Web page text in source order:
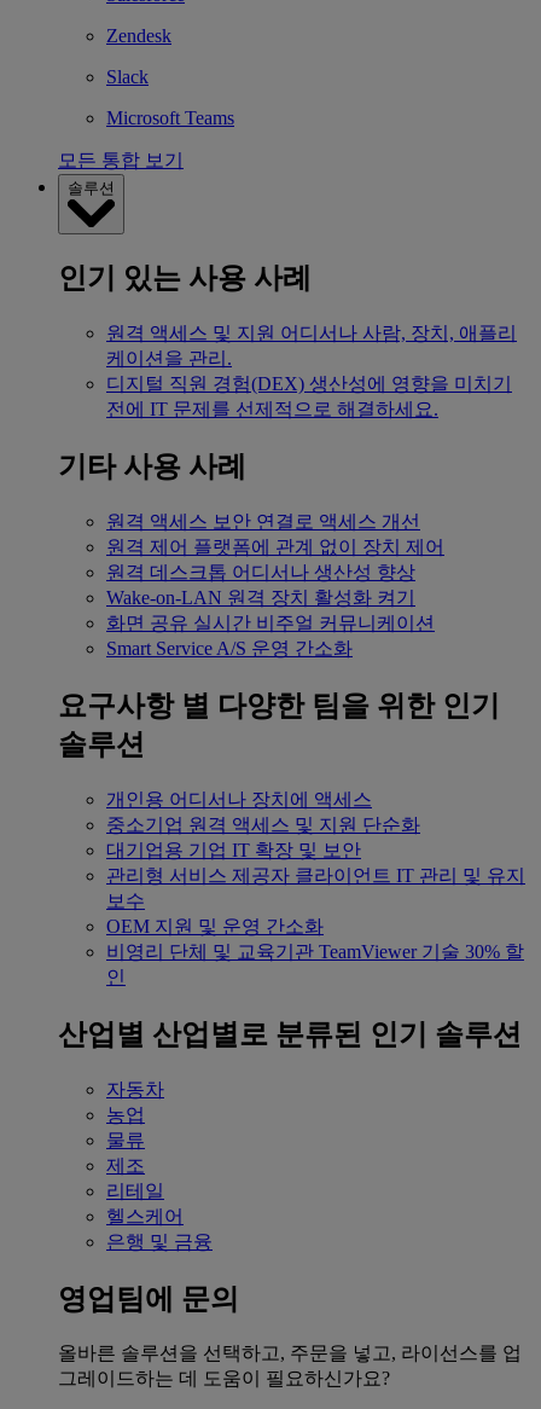
Zendesk
Slack
Microsoft Teams
모든 통합 보기
솔루션
인기 있는 사용 사례
원격 액세스 및 지원 어디서나 사람, 장치, 애플리
케이션을 관리.
디지털 직원 경험(DEX) 생산성에 영향을 미치기
전에 IT 문제를 선제적으로 해결하세요.
기타 사용 사례
원격 액세스 보안 연결로 액세스 개선
원격 제어 플랫폼에 관계 없이 장치 제어
원격 데스크톱 어디서나 생산성 향상
Wake-on-LAN 원격 장치 활성화 켜기
화면 공유 실시간 비주얼 커뮤니케이션
Smart Service A/S 운영 간소화
요구사항 별 다양한 팀을 위한 인기
솔루션
개인용 어디서나 장치에 액세스
중소기업 원격 액세스 및 지원 단순화
대기업용 기업 IT 확장 및 보안
관리형 서비스 제공자 클라이언트 IT 관리 및 유지
보수
OEM 지원 및 운영 간소화
비영리 단체 및 교육기관 TeamViewer 기술 30% 할
인
산업별 산업별로 분류된 인기 솔루션
자동차
농업
물류
제조
리테일
헬스케어
은행 및 금융
영업팀에 문의
올바른 솔루션을 선택하고, 주문을 넣고, 라이선스를 업
그레이드하는 데 도움이 필요하신가요?